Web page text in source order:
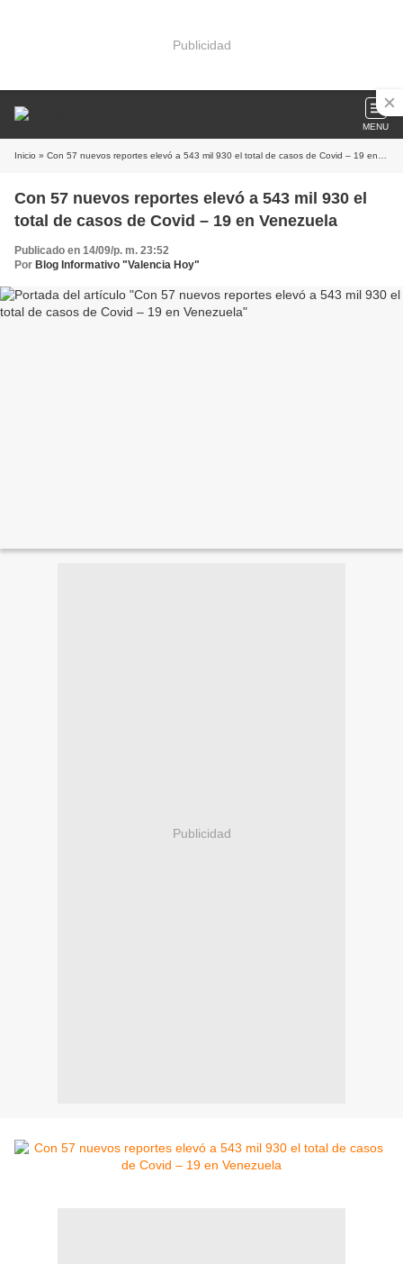
Publicidad
MENU
Inicio » Con 57 nuevos reportes elevó a 543 mil 930 el total de casos de Covid – 19 en Venezuela
Con 57 nuevos reportes elevó a 543 mil 930 el
total de casos de Covid – 19 en Venezuela
Publicado en 14/09/p. m. 23:52
Por Blog Informativo "Valencia Hoy"
Publicidad